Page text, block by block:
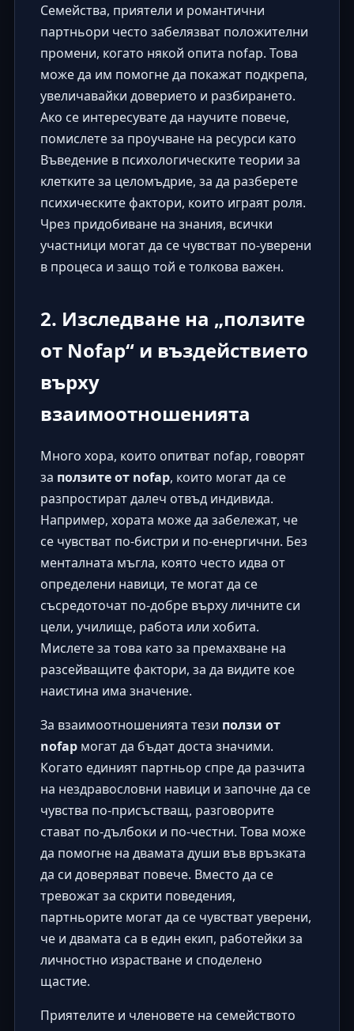
Семейства, приятели и романтични
партньори често забелязват положителни
промени, когато някой опита nofap. Това
може да им помогне да покажат подкрепа,
увеличавайки доверието и разбирането.
Ако се интересувате да научите повече,
помислете за проучване на ресурси като
Въведение в психологическите теории за
клетките за целомъдрие, за да разберете
психическите фактори, които играят роля.
Чрез придобиване на знания, всички
участници могат да се чувстват по-уверени
в процеса и защо той е толкова важен.
2. Изследване на „ползите
от Nofap“ и въздействието
върху
взаимоотношенията
Много хора, които опитват nofap, говорят
за ползите от nofap, които могат да се
разпростират далеч отвъд индивида.
Например, хората може да забележат, че
се чувстват по-бистри и по-енергични. Без
менталната мъгла, която често идва от
определени навици, те могат да се
съсредоточат по-добре върху личните си
цели, училище, работа или хобита.
Мислете за това като за премахване на
разсейващите фактори, за да видите кое
наистина има значение.
За взаимоотношенията тези ползи от
nofapмогат да бъдат доста значими.
Когато единият партньор спре да разчита
на нездравословни навици и започне да се
чувства по-присъстващ, разговорите
стават по-дълбоки и по-честни. Това може
да помогне на двамата души във връзката
да си доверяват повече. Вместо да се
тревожат за скрити поведения,
партньорите могат да се чувстват уверени,
че и двамата са в един екип, работейки за
личностно израстване и споделено
щастие.
Приятелите и членовете на семейството